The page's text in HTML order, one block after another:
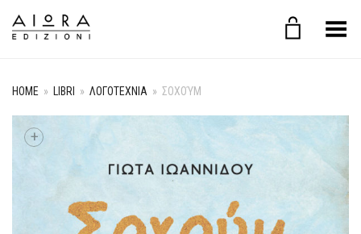
Toggle Menu
HOME » LIBRI » ΛΟΓΟΤΕΧΝΙΑ » ΣΟΧΟΎΜ
+